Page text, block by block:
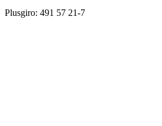
Plusgiro: 491 57 21-7